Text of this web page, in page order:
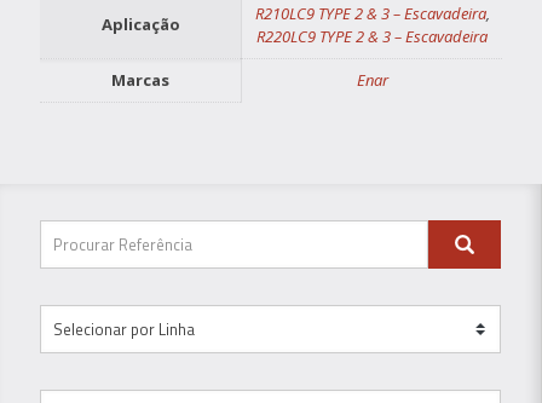
Aplicação R210LC9 TYPE 2 & 3 – Escavadeira,
R220LC9 TYPE 2 & 3 – Escavadeira
Marcas
Enar